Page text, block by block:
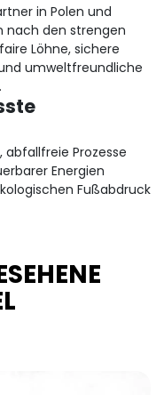
in Polen und
nach den strengen
Löhne, sichere
umweltfreundliche
abfallfreie Prozesse
Energien
Fußabdruck